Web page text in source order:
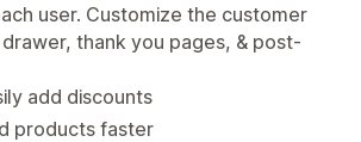
user. Customize the customer
thank you pages, & post-
add discounts
products faster